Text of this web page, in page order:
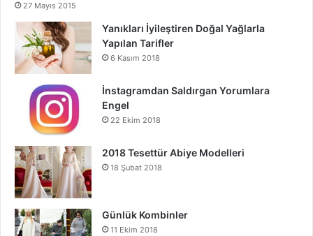
27 Mayıs 2015
Yanıkları İyileştiren Doğal Yağlarla
Yapılan Tarifler
6 Kasım 2018
İnstagramdan Saldırgan Yorumlara
Engel
22 Ekim 2018
2018 Tesettür Abiye Modelleri
18 Şubat 2018
Günlük Kombinler
11 Ekim 2018